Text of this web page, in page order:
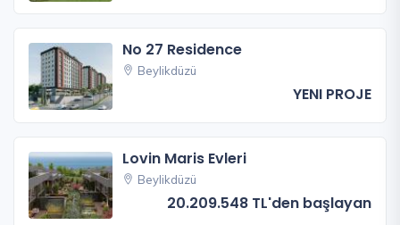
No 27 Residence
Beylikdüzü
YENI PROJE
Lovin Maris Evleri
Beylikdüzü
20.209.548 TL'den başlayan